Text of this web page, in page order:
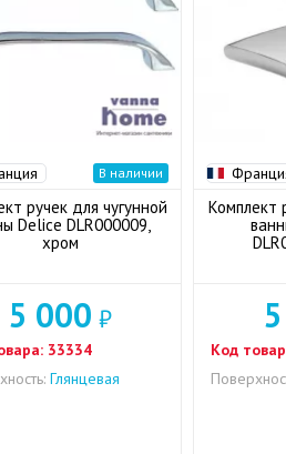
В наличии
ручек для чугунной
Delice DLR000009,
хром
5 000 ₽
33334
Глянцевая
Комплект
Код